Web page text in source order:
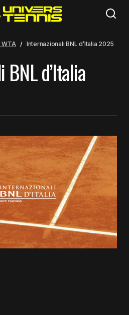
WTA Internazionali BNL d’Italia 2025
d’Italia